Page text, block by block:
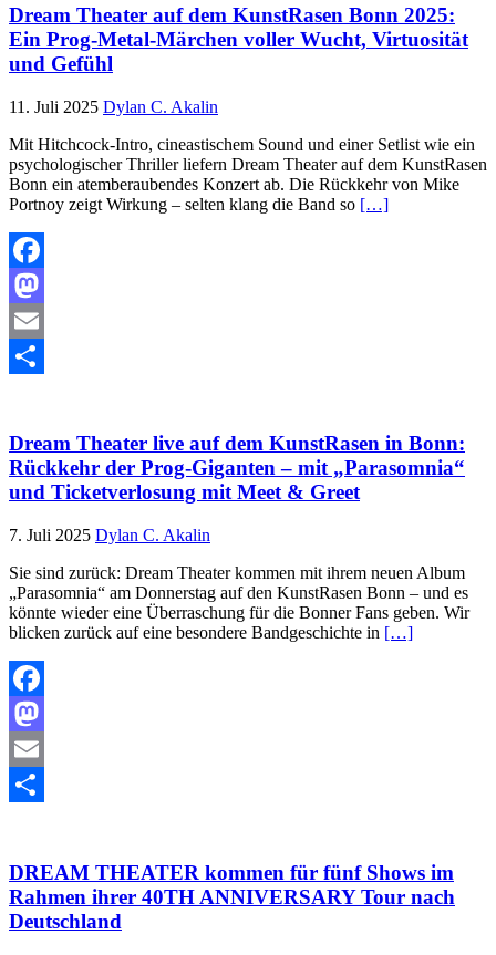
Dream Theater auf dem KunstRasen Bonn 2025:
Ein Prog-Metal-Märchen voller Wucht, Virtuosität
und Gefühl
11. Juli 2025 Dylan C. Akalin
Mit Hitchcock-Intro, cineastischem Sound und einer Setlist wie ein
psychologischer Thriller liefern Dream Theater auf dem KunstRasen
Bonn ein atemberaubendes Konzert ab. Die Rückkehr von Mike
Portnoy zeigt Wirkung – selten klang die Band so […]
Facebook
Mastodon
Email
Dream Theater live auf dem KunstRasen in Bonn:
Rückkehr der Prog-Giganten – mit „Parasomnia“
und Ticketverlosung mit Meet & Greet
7. Juli 2025 Dylan C. Akalin
Sie sind zurück: Dream Theater kommen mit ihrem neuen Album
„Parasomnia“ am Donnerstag auf den KunstRasen Bonn – und es
könnte wieder eine Überraschung für die Bonner Fans geben. Wir
blicken zurück auf eine besondere Bandgeschichte in […]
Facebook
Mastodon
Email
DREAM THEATER kommen für fünf Shows im
Rahmen ihrer 40TH ANNIVERSARY Tour nach
Deutschland